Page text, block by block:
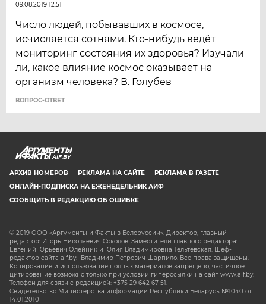
09.08.2019 12:51
Число людей, побывавших в космосе,
исчисляется сотнями. Кто-нибудь ведёт
мониторинг состояния их здоровья? Изучали
ли, какое влияние космос оказывает на
организм человека? В. Голубев
ВОПРОС-ОТВЕТ
AIF.BY
АРХИВ НОМЕРОВ РЕКЛАМА НА САЙТЕ
РЕКЛАМА В ГАЗЕТЕ
ОНЛАЙН-ПОДПИСКА НА ЕЖЕНЕДЕЛЬНИК АИФ
СООБЩИТЬ В РЕДАКЦИЮ ОБ ОШИБКЕ
© 2019 ООО «Аргументы и Факты в Белоруссии». Директор, главный
редактор: Игорь Николаевич Соколов. Заместители главного редактора:
Евгений Юрьевич Олейник и Юлия Владимировна Тельтевская. Шеф-
редактор сайта aif.by: Владимир Петрович Шарпило. Все права защищены.
Копирование и использование полных материалов запрещено, частичное
цитирование возможно только при условии гиперссылки на сайт www.aif.by.
Телефон для связи с редакцией: +375 29 642 67 51.
Свидетельство Министерства информации Республики Беларусь №1040 от
14.01.2010